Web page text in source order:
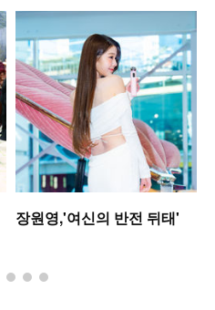
장원영,'여신의 반전 뒤태'